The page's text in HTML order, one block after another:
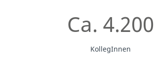
Ca. 4.200
KollegInnen